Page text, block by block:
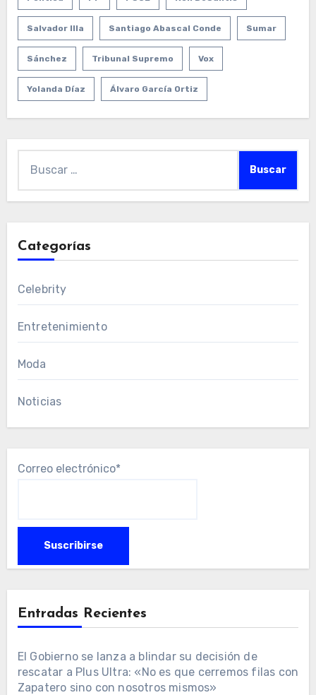
Salvador Illa Santiago Abascal Conde Sumar
Sánchez Tribunal Supremo Vox
Yolanda Díaz Álvaro García Ortiz
Categorías
Celebrity
Entretenimiento
Moda
Noticias
Correo electrónico*
Entradas Recientes
El Gobierno se lanza a blindar su decisión de
rescatar a Plus Ultra: «No es que cerremos filas con
Zapatero sino con nosotros mismos»